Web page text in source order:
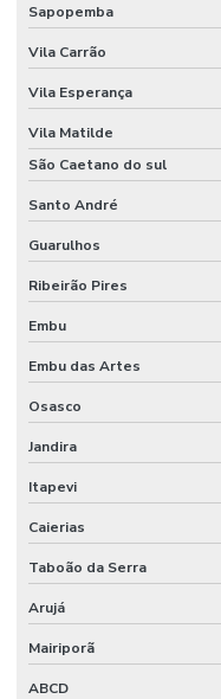
Sapopemba
Vila Carrão
Vila Esperança
Vila Matilde
São Caetano do sul
Santo André
Guarulhos
Ribeirão Pires
Embu
Embu das Artes
Osasco
Jandira
Itapevi
Caierias
Taboão da Serra
Arujá
Mairiporã
ABCD